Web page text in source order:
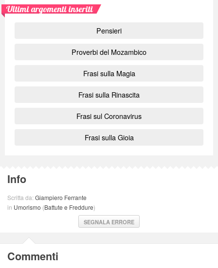
Ultimi argomenti inseriti
Pensieri
Proverbi del Mozambico
Frasi sulla Magia
Frasi sulla Rinascita
Frasi sul Coronavirus
Frasi sulla Gioia
Info
Scritta da:Giampiero Ferrante
in Umorismo (Battute e Freddure)
SEGNALA ERRORE
Commenti